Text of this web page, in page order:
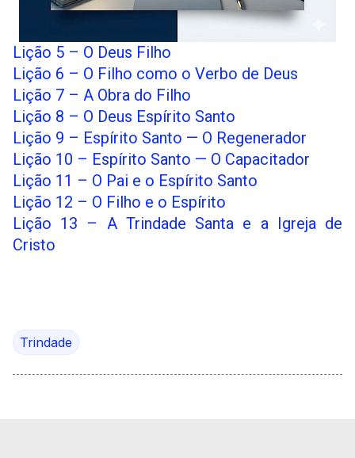
Lição 5 – O Deus Filho
Lição 6 – O Filho como o Verbo de Deus
Lição 7 – A Obra do Filho
Lição 8 – O Deus Espírito Santo
Lição 9 – Espírito Santo — O Regenerador
Lição 10 – Espírito Santo — O Capacitador
Lição 11 – O Pai e o Espírito Santo
Lição 12 – O Filho e o Espírito
Lição 13 – A Trindade Santa e a Igreja de
Cristo
Trindade